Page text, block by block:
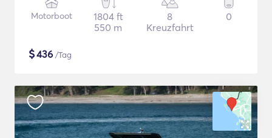
Motorboot
1804 ft
550 m
8
Kreuzfahrt
0
$436 /Tag